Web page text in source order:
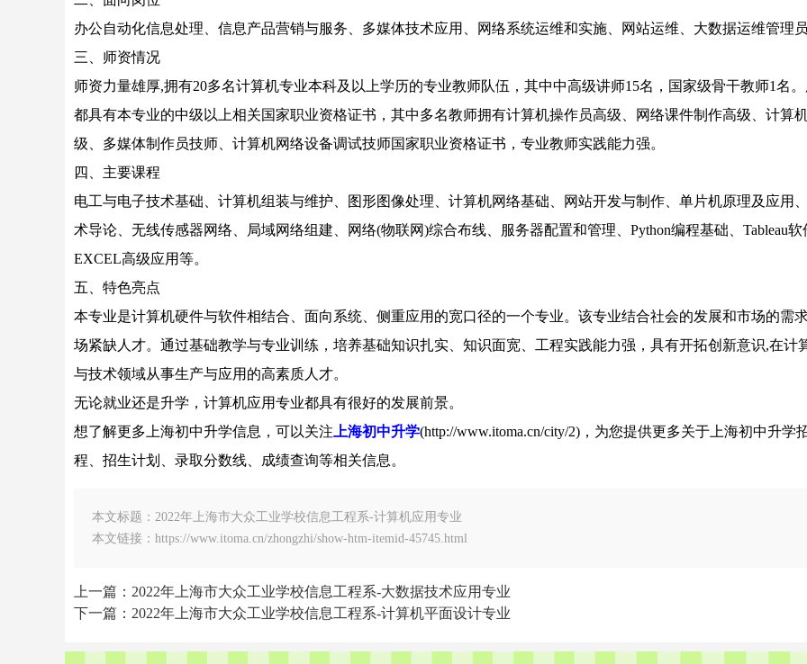
办公自动化信息处理、信息产品营销与服务、多媒体技术应用、网络系统运维和实施、网站运维、大数据运维管理
三、师资情况
师资力量雄厚,拥有20多名计算机专业本科及以上学历的专业教师队伍，其中中高级讲师15名，国家级骨干教师1名
都具有本专业的中级以上相关国家职业资格证书，其中多名教师拥有计算机操作员高级、网络课件制作高级、计算
级、多媒体制作员技师、计算机网络设备调试技师国家职业资格证书，专业教师实践能力强。
四、主要课程
电工与电子技术基础、计算机组装与维护、图形图像处理、计算机网络基础、网站开发与制作、单片机原理及应用
术导论、无线传感器网络、局域网络组建、网络(物联网)综合布线、服务器配置和管理、Python编程基础、Tableau软
EXCEL高级应用等。
五、特色亮点
本专业是计算机硬件与软件相结合、面向系统、侧重应用的宽口径的一个专业。该专业结合社会的发展和市场的需
场紧缺人才。通过基础教学与专业训练，培养基础知识扎实、知识面宽、工程实践能力强，具有开拓创新意识,在计
与技术领域从事生产与应用的高素质人才。
无论就业还是升学，计算机应用专业都具有很好的发展前景。
想了解更多上海初中升学信息，可以关注 上海初中升学(http://www.itoma.cn/city/2)，为您提供更多关于上海初中升学
程、招生计划、录取分数线、成绩查询等相关信息。
本文标题：2022年上海市大众工业学校信息工程系-计算机应用专业
本文链接：https://www.itoma.cn/zhongzhi/show-htm-itemid-45745.html
上一篇：2022年上海市大众工业学校信息工程系-大数据技术应用专业
下一篇：2022年上海市大众工业学校信息工程系-计算机平面设计专业